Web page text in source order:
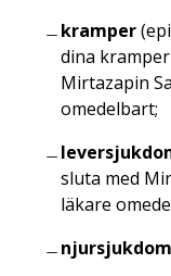
kramper
dina
Mirtazapin
omedelbart;
sluta med
läkare
njursjukdom